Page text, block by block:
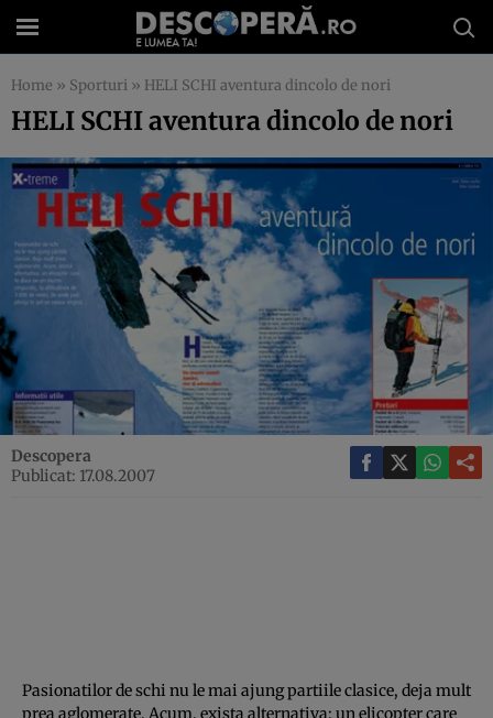
Home » Sporturi » HELI SCHI aventura dincolo de nori
HELI SCHI aventura dincolo de nori
Descopera
Publicat: 17.08.2007
Pasionatilor de schi nu le mai ajung partiile clasice, deja mult
prea aglomerate. Acum, exista alternativa: un elicopter care